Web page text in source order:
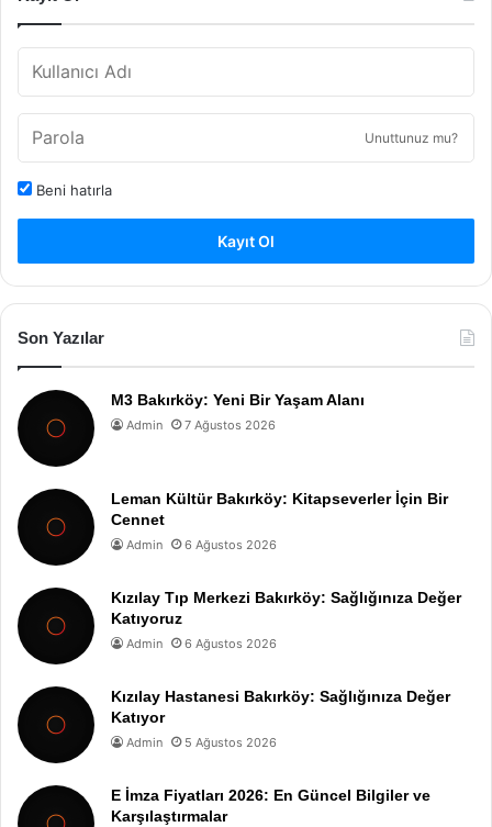
Unuttunuz mu?
Beni hatırla
Kayıt Ol
Son Yazılar
M3 Bakırköy: Yeni Bir Yaşam Alanı
Admin 7 Ağustos 2026
Leman Kültür Bakırköy: Kitapseverler İçin Bir
Cennet
Admin 6 Ağustos 2026
Kızılay Tıp Merkezi Bakırköy: Sağlığınıza Değer
Katıyoruz
Admin 6 Ağustos 2026
Kızılay Hastanesi Bakırköy: Sağlığınıza Değer
Katıyor
Admin 5 Ağustos 2026
E İmza Fiyatları 2026: En Güncel Bilgiler ve
Karşılaştırmalar